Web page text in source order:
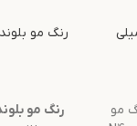
ای روشن پلو بیوتی حجم 100 میلی
مو
رنگ مو